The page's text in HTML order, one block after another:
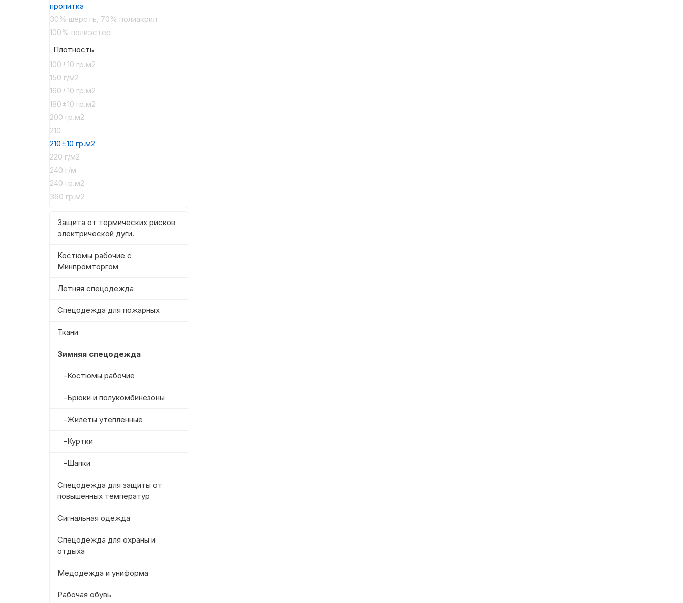
пропитка
30% шерсть, 70% полиакрил
100% полиэстер
Плотность
100±10 гр.м2
150 г/м2
160±10 гр.м2
180±10 гр.м2
200 гр.м2
210
210±10 гр.м2
220 г/м2
240 г/м
240 гр.м2
360 гр.м2
Защита от термических рисков
электрической дуги.
Костюмы рабочие с
Минпромторгом
Летняя спецодежда
Спецодежда для пожарных
Ткани
Зимняя спецодежда
-Костюмы рабочие
-Брюки и полукомбинезоны
-Жилеты утепленные
-Куртки
-Шапки
Спецодежда для защиты от
повышенных температур
Сигнальная одежда
Спецодежда для охраны и
отдыха
Медодежда и униформа
Рабочая обувь